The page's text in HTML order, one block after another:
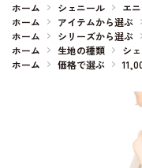
ホーム シェニール
エ
ホーム
アイテムから選ぶ
ホーム
シリーズから選ぶ
ホーム
生地の種類 シ
ホーム
価格で選ぶ